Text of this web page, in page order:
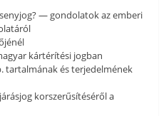
— gondolatok az emberi
kártérítési jogban
tartalmának és terjedelmének
korszerűsítéséről a